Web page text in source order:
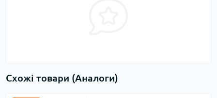
Схожі товари (Аналоги)